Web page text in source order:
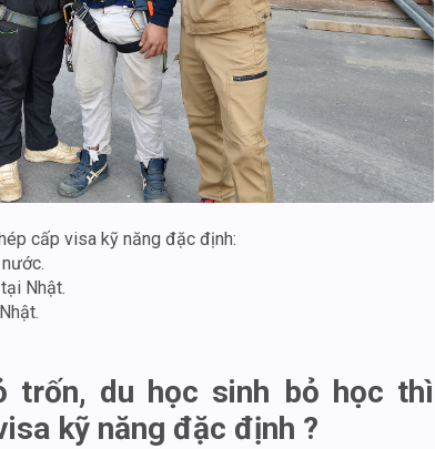
cấp visa kỹ năng đặc định:
Nhật.
trốn, du học sinh bỏ học thì
kỹ năng đặc định ?